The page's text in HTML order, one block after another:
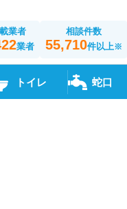
業者
業者
相談件数
55,710件以上※
トイレ 蛇口